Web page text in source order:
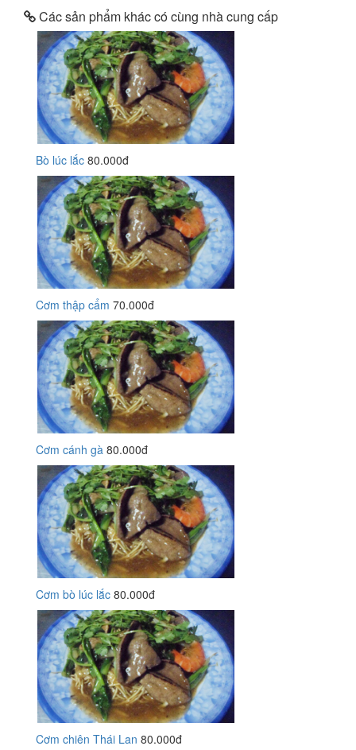
Các sản phẩm khác có cùng nhà cung cấp
Bò lúc lắc 80.000đ
Cơm thập cẩm 70.000đ
Cơm cánh gà 80.000đ
Cơm bò lúc lắc 80.000đ
Cơm chiên Thái Lan 80.000đ